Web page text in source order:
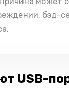
бэд-
USB-